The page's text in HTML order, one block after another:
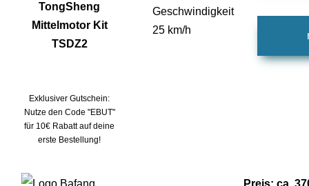
TongSheng
Mittelmotor Kit
TSDZ2
Exklusiver Gutschein:
Nutze den Code "EBUT"
für 10€ Rabatt auf deine
erste Bestellung!
Geschwindigkeit
25 km/h
Preis: ca.